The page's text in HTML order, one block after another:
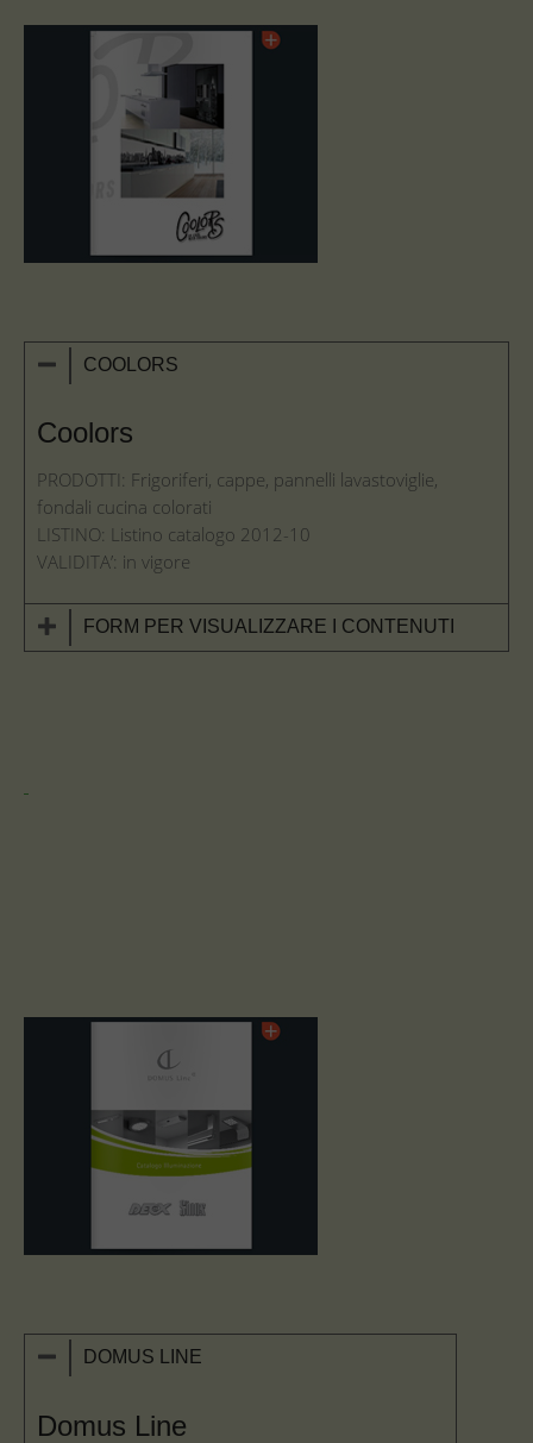
COOLORS
Coolors
PRODOTTI: Frigoriferi, cappe, pannelli lavastoviglie,
fondali cucina colorati
LISTINO: Listino catalogo 2012-10
VALIDITA’: in vigore
FORM PER VISUALIZZARE I CONTENUTI
DOMUS LINE
Domus Line